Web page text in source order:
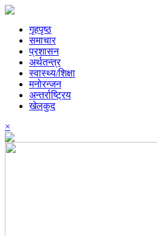
गृहपृष्ठ
समाचार
प्रशासन
अर्थतन्त्र
स्वास्थ्य/शिक्षा
मनोरन्जन
अन्तर्राष्ट्रिय
खेलकुद
×